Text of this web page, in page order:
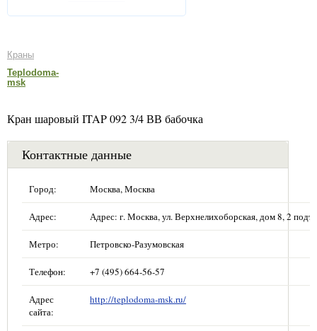
Краны
Teplodoma-
msk
Кран шаровый ITAP 092 3/4 ВВ бабочка
Контактные данные
Город: Москва, Москва
Адрес: Адрес: г. Москва, ул. Верхнелихоборская, дом 8, 2
Метро: Петровско-Разумовская
Телефон: +7 (495) 664-56-57
Адрес
сайта:
http://teplodoma-msk.ru/